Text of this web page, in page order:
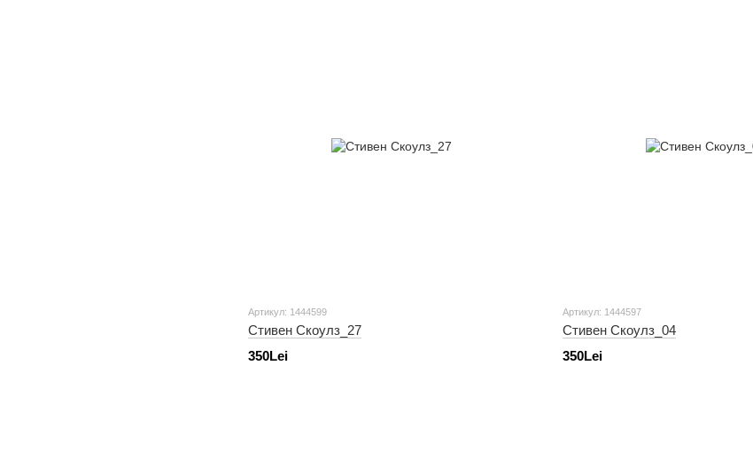
Артикул: 1444599
Стивен Скоулз_27
350Lei
Артикул: 1444597
Стивен Скоулз_04
350Lei